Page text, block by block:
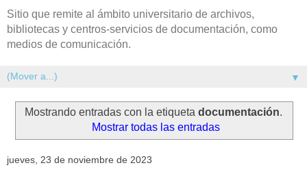
Sitio que remite al ámbito universitario de archivos,
bibliotecas y centros-servicios de documentación, como
medios de comunicación.
▼
Mostrando entradas con la etiqueta documentación.
Mostrar todas las entradas
jueves, 23 de noviembre de 2023